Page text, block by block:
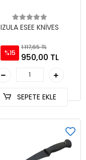
IZULA ESEE KNİVES
%15
1.117,65 TL
950,00 TL
SEPETE EKLE